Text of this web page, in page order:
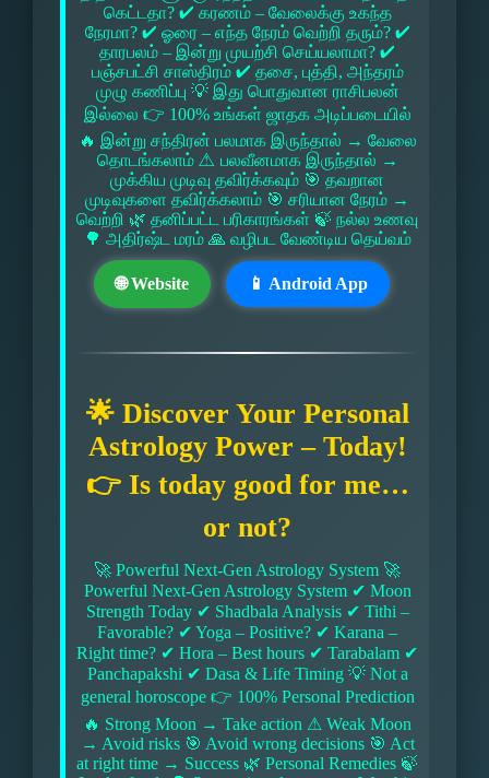
கெட்டதா? ✔ கரணம் – வேலைக்கு உகந்த
நேரமா? ✔ ஓரை – எந்த நேரம் வெற்றி தரும்? ✔
தாரபலம் – இன்று முயற்சி செய்யலாமா? ✔
பஞ்சபட்சி சாஸ்திரம் ✔ தசை, புத்தி, அந்தரம்
முழு கணிப்பு 💡 இது பொதுவான ராசிபலன்
இல்லை 👉 100% உங்கள் ஜாதக அடிப்படையில்
🔥 இன்று சந்திரன் பலமாக இருந்தால் → வேலை
தொடங்கலாம் ⚠ பலவீனமாக இருந்தால் →
முக்கிய முடிவு தவிர்க்கவும் 🎯 தவறான
முடிவுகளை தவிர்க்கலாம் 🎯 சரியான நேரம் →
வெற்றி 🌿 தனிப்பட்ட பரிகாரங்கள் 🍃 நல்ல உணவு
🌳 அதிர்ஷ்ட மரம் 🙏 வழிபட வேண்டிய தெய்வம்
🌐 Website 📱 Android App
🌟 Discover Your Personal
Astrology Power – Today!
👉 Is today good for me…
or not?
🚀 Powerful Next-Gen Astrology System 🚀
Powerful Next-Gen Astrology System ✔ Moon
Strength Today ✔ Shadbala Analysis ✔ Tithi –
Favorable? ✔ Yoga – Positive? ✔ Karana –
Right time? ✔ Hora – Best hours ✔ Tarabalam ✔
Panchapakshi ✔ Dasa & Life Timing 💡 Not a
general horoscope 👉 100% Personal Prediction
🔥 Strong Moon → Take action ⚠ Weak Moon
→ Avoid risks 🎯 Avoid wrong decisions 🎯 Act
at right time → Success 🌿 Personal Remedies 🍃